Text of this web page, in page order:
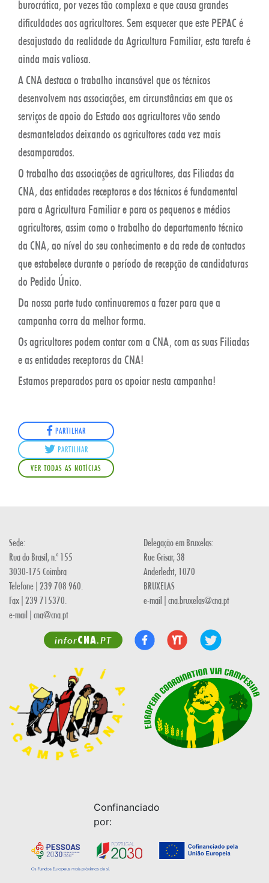
burocrática, por vezes tão complexa e que causa grandes
dificuldades aos agricultores. Sem esquecer que este PEPAC é
desajustado da realidade da Agricultura Familiar, esta tarefa é
ainda mais valiosa.
A CNA destaca o trabalho incansável que os técnicos
desenvolvem nas associações, em circunstâncias em que os
serviços de apoio do Estado aos agricultores vão sendo
desmantelados deixando os agricultores cada vez mais
desamparados.
O trabalho das associações de agricultores, das Filiadas da
CNA, das entidades receptoras e dos técnicos é fundamental
para a Agricultura Familiar e para os pequenos e médios
agricultores, assim como o trabalho do departamento técnico
da CNA, ao nível do seu conhecimento e da rede de contactos
que estabelece durante o período de recepção de candidaturas
do Pedido Único.
Da nossa parte tudo continuaremos a fazer para que a
campanha corra da melhor forma.
Os agricultores podem contar com a CNA, com as suas Filiadas
e as entidades receptoras da CNA!
Estamos preparados para os apoiar nesta campanha!
PARTILHAR
PARTILHAR
VER TODAS AS NOTÍCIAS
Sede:
Rua do Brasil, n.º 155
3030-175 Coimbra
Telefone | 239 708 960.
Fax | 239 715370.
e-mail | cna@cna.pt
Delegação em Bruxelas:
Rue Grisar, 38
Anderlecht, 1070
BRUXELAS
e-mail | cna.bruxelas@cna.pt
inforCNA.PT
Confinanciado
por: